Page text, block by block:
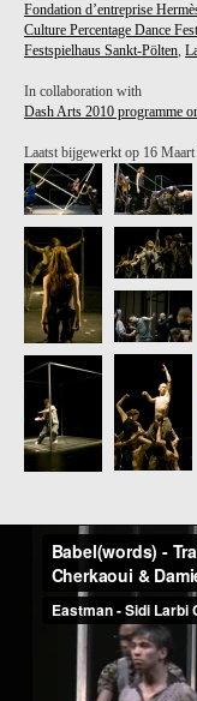
Fondation d’entreprise
Culture Percentage Dance
Festspielhaus Sankt-Pölten,
In collaboration with
Dash Arts 2010 programme
Laatst bijgewerkt op 16 Maart